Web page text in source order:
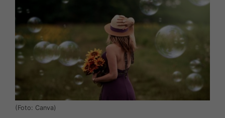
(Foto: Canva)